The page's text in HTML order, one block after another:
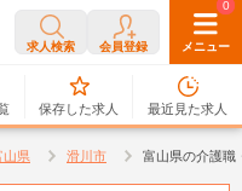
求人検索 会員登録 メニュー
0
保存した求人
0
最近見た求人
山県 滑川市 富山県の介護職